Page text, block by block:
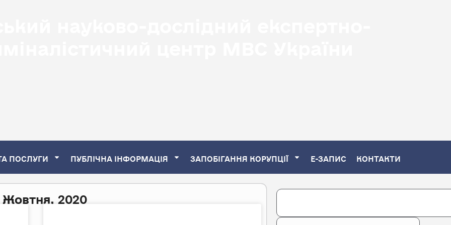
науково-дослідний експертно-
ПОСЛУГИ ПУБЛІЧНА ІНФОРМАЦІЯ ЗАПОБІГАННЯ КОРУПЦІЇ Е-ЗАПИС КОНТАКТИ
2020 Search